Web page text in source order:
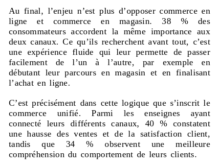
Au final, l’enjeu n’est plus d’opposer commerce en
ligne et commerce en magasin. 38 % des
consommateurs accordent la même importance aux
deux canaux. Ce qu’ils recherchent avant tout, c’est
une expérience fluide qui leur permette de passer
facilement de l’un à l’autre, par exemple en
débutant leur parcours en magasin et en finalisant
l’achat en ligne.
C’est précisément dans cette logique que s’inscrit le
commerce unifié. Parmi les enseignes ayant
connecté leurs différents canaux, 40 % constatent
une hausse des ventes et de la satisfaction client,
tandis que 34 % observent une meilleure
compréhension du comportement de leurs clients.